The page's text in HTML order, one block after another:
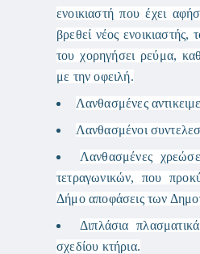
ενοικιαστή που έχει
βρεθεί νέος
του χορηγήσει ρεύμα,
με την οφειλή.
Λανθασμένες
Λανθασμένοι
Λανθασμένες
τετραγωνικών, που
Δήμο αποφάσεις των
Διπλάσια
σχεδίου κτήρια.